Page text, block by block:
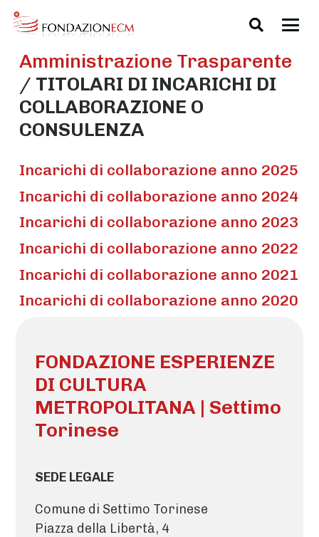
Amministrazione Trasparente
/ TITOLARI DI INCARICHI DI
COLLABORAZIONE O
CONSULENZA
Incarichi di collaborazione anno 2025
Incarichi di collaborazione anno 2024
Incarichi di collaborazione anno 2023
Incarichi di collaborazione anno 2022
Incarichi di collaborazione anno 2021
Incarichi di collaborazione anno 2020
FONDAZIONE ESPERIENZE
DI CULTURA
METROPOLITANA | Settimo
Torinese
SEDE LEGALE
Comune di Settimo Torinese
Piazza della Libertà, 4